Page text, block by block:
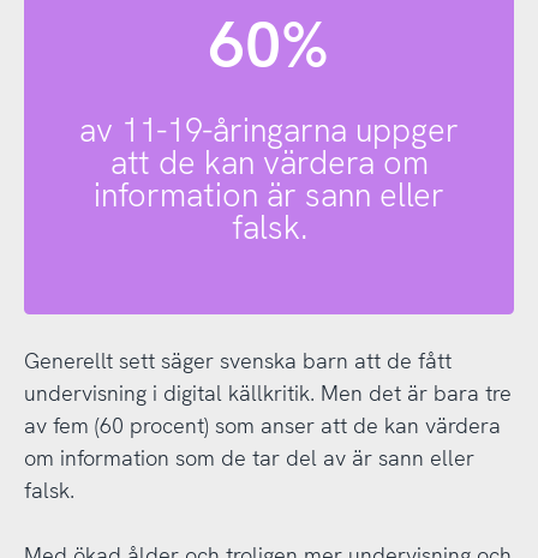
60%
av 11-19-åringarna uppger
att de kan värdera om
information är sann eller
falsk.
Generellt sett säger svenska barn att de fått
undervisning i digital källkritik. Men det är bara tre
av fem (60 procent) som anser att de kan värdera
om information som de tar del av är sann eller
falsk.